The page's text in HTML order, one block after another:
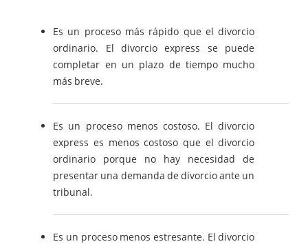
Es un proceso más rápido que el divorcio
ordinario. El divorcio express se puede
completar en un plazo de tiempo mucho
más breve.
Es un proceso menos costoso. El divorcio
express es menos costoso que el divorcio
ordinario porque no hay necesidad de
presentar una demanda de divorcio ante un
tribunal.
Es un proceso menos estresante. El divorcio